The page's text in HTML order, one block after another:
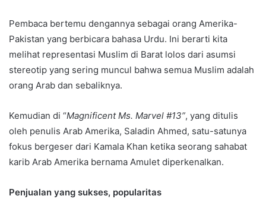
Pembaca bertemu dengannya sebagai orang Amerika-
Pakistan yang berbicara bahasa Urdu. Ini berarti kita
melihat representasi Muslim di Barat lolos dari asumsi
stereotip yang sering muncul bahwa semua Muslim adalah
orang Arab dan sebaliknya.
Kemudian di “Magnificent Ms. Marvel #13”, yang ditulis
oleh penulis Arab Amerika, Saladin Ahmed, satu-satunya
fokus bergeser dari Kamala Khan ketika seorang sahabat
karib Arab Amerika bernama Amulet diperkenalkan.
Penjualan yang sukses, popularitas